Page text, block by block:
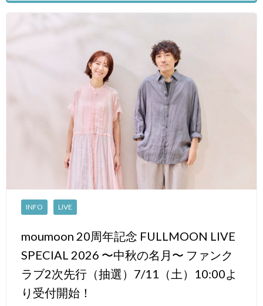
INFO LIVE
moumoon 20周年記念 FULLMOON LIVE
SPECIAL 2026 〜中秋の名月〜 ファンク
ラブ2次先行（抽選）7/11（土）10:00よ
り受付開始！